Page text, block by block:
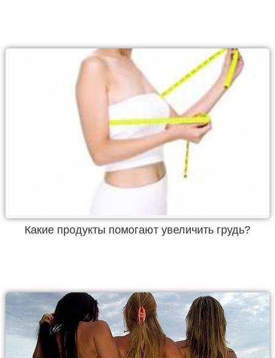
Какие продукты помогают увеличить грудь?